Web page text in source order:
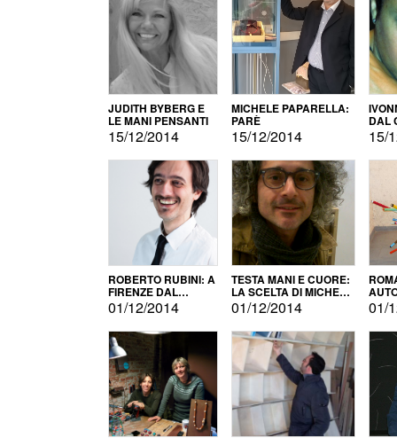
JUDITH BYBERG E
LE MANI PENSANTI
15/12/2014
MICHELE PAPARELLA:
PARÈ
15/12/2014
DAL
15/
ROBERTO RUBINI: A
FIRENZE DAL
PRODOTTO ALLA
PROMOZIONE
01/12/2014
TESTA MANI E CUORE:
LA SCELTA DI MICHELE
BARBERIO
01/12/2014 01/